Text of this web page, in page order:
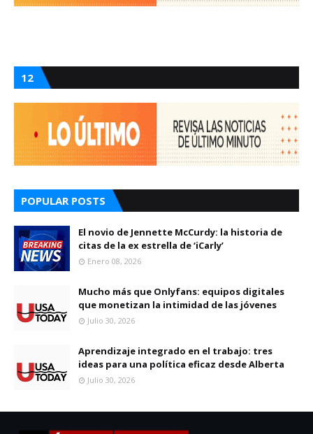
12
POPULAR POSTS
El novio de Jennette McCurdy: la historia de
citas de la ex estrella de ‘iCarly’
Enero 08, 2026
Mucho más que Onlyfans: equipos digitales
que monetizan la intimidad de las jóvenes
Julio 30, 2026
Aprendizaje integrado en el trabajo: tres
ideas para una política eficaz desde Alberta
Julio 30, 2026